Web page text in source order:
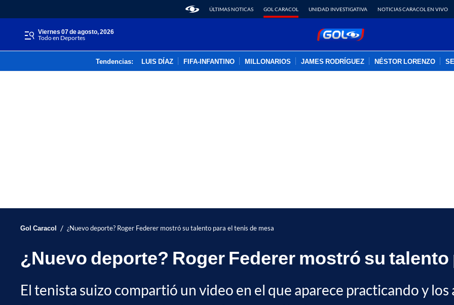
ÚLTIMAS NOTICAS GOL CARACOL UNIDAD INVESTIGATIVA NOTICIAS CARACOL EN VIVO
viernes 07 de agosto, 2026
Todo en Deportes
Tendencias: LUIS DÍAZ FIFA-INFANTINO MILLONARIOS JAMES RODRÍGUEZ NÉSTOR LORENZO
Gol Caracol / ¿Nuevo deporte? Roger Federer mostró su talento para el tenis de mesa
¿Nuevo deporte? Roger Federer mostró su talento
El tenista suizo compartió un video en el que aparece practicando y